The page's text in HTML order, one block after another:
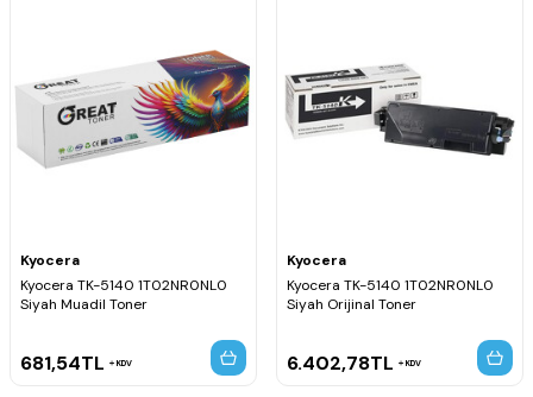
Kyocera
Kyocera TK-5140 1T02NR0NL0
Siyah Muadil Toner
681,54TL KDV
Kyocera
Kyocera TK-5140 1T02NR0NL0
Siyah Orijinal Toner
6.402,78TL KDV